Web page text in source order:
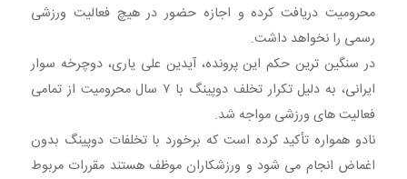
محرومیت دریافت کرده و اجازه حضور در هیچ فعالیت ورزشی
رسمی را نخواهد داشت.
در سنگین ترین حکم این پرونده، آیدین علی یاری، دوچرخه سوار
ایرانی، به دلیل تکرار تخلف دوپینگ با ۷ سال محرومیت از تمامی
فعالیت های ورزشی مواجه شد.
نادو همواره تأکید کرده است که برخورد با تخلفات دوپینگ بدون
اغماض انجام می شود و ورزشکاران موظف هستند مقررات مربوط